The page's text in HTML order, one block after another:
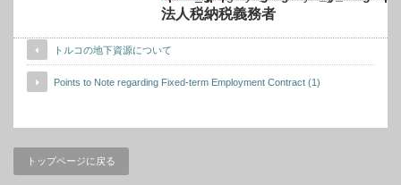
法人税納税義務者
トルコの地下資源について
Points to Note regarding Fixed-term Employment Contract (1)
トップページに戻る